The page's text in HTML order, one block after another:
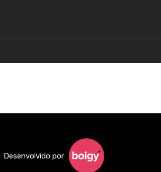
Desenvolvido por